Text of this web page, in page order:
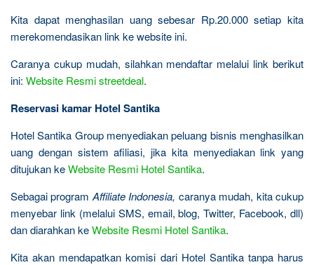
Kita dapat menghasilan uang sebesar Rp.20.000 setiap kita
merekomendasikan link ke website ini.
Caranya cukup mudah, silahkan mendaftar melalui link berikut
ini: Website Resmi streetdeal.
Reservasi kamar Hotel Santika
Hotel Santika Group menyediakan peluang bisnis menghasilkan
uang dengan sistem afiliasi, jika kita menyediakan link yang
ditujukan keWebsite Resmi Hotel Santika.
Sebagai program Affiliate Indonesia, caranya mudah, kita cukup
menyebar link (melalui SMS, email, blog, Twitter, Facebook, dll)
dan diarahkan keWebsite Resmi Hotel Santika.
Kita akan mendapatkan komisi dari Hotel Santika tanpa harus